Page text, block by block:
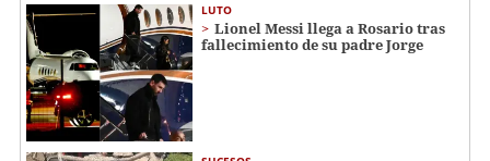
LUTO
Lionel Messi llega a Rosario tras
fallecimiento de su padre Jorge